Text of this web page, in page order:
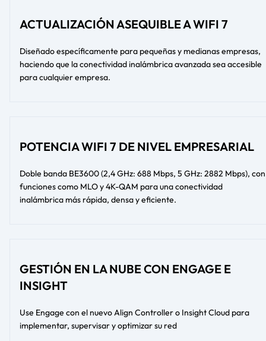
ACTUALIZACIÓN ASEQUIBLE A WIFI 7
Diseñado específicamente para pequeñas y medianas empresas,
haciendo que la conectividad inalámbrica avanzada sea accesible
para cualquier empresa.
POTENCIA WIFI 7 DE NIVEL EMPRESARIAL
Doble banda BE3600 (2,4 GHz: 688 Mbps, 5 GHz: 2882 Mbps), con
funciones como MLO y 4K-QAM para una conectividad
inalámbrica más rápida, densa y eficiente.
GESTIÓN EN LA NUBE CON ENGAGE E
INSIGHT
Use Engage con el nuevo Align Controller o Insight Cloud para
implementar, supervisar y optimizar su red